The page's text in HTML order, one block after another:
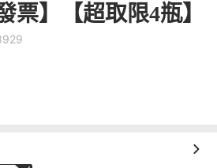
票】【超取限4瓶】